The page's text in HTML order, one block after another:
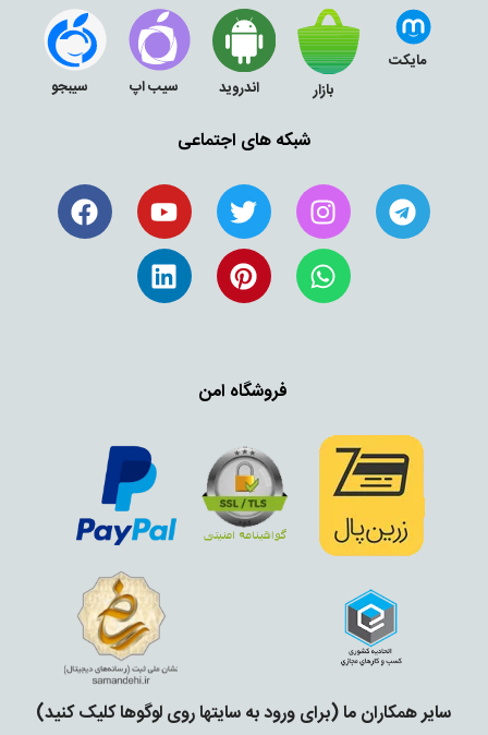
مایکت
بازار
اندروید سیب اپ سیبجو
شبکه های اجتماعی
فروشگاه امن
سایر همکاران ما (برای ورود به سایتها روی لوگوها کلیک کنید)